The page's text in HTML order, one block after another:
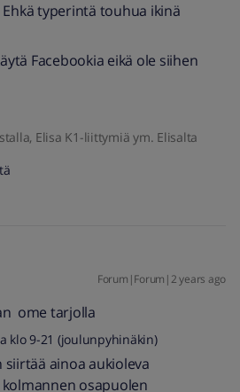
typerintä touhua ikinä
Facebookia eikä ole siihen
Elisa K1-liittymiä ym. Elisalta
Forum|Forum|2 years ago
ome tarjolla
klo 9-21 (joulunpyhinäkin)
siirtää ainoa aukioleva
osapuolen